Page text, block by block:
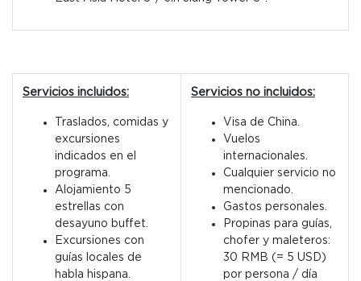
Servicios incluidos:
Traslados, comidas y
excursiones
indicados en el
programa.
Alojamiento 5
estrellas con
desayuno buffet.
Excursiones con
guías locales de
habla hispana.
Servicios no incluidos:
Visa de China.
Vuelos
internacionales.
Cualquier servicio no
mencionado.
Gastos personales.
Propinas para guías,
chofer y maleteros:
30 RMB (= 5 USD)
por persona / día